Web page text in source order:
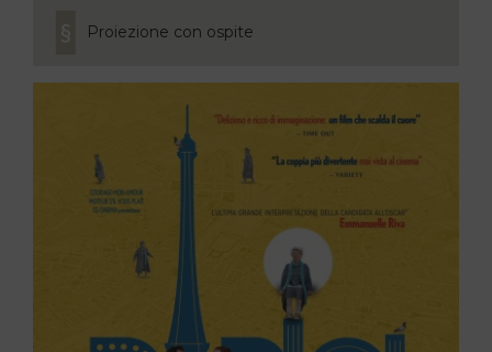
Proiezione con ospite